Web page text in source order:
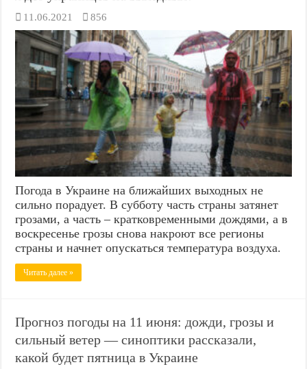
11.06.2021 856
Погода в Украине на ближайших выходных не
сильно порадует. В субботу часть страны затянет
грозами, а часть – кратковременными дождями, а в
воскресенье грозы снова накроют все регионы
страны и начнет опускаться температура воздуха.
Читать далее »
Прогноз погоды на 11 июня: дожди, грозы и
сильный ветер — синоптики рассказали,
какой будет пятница в Украине